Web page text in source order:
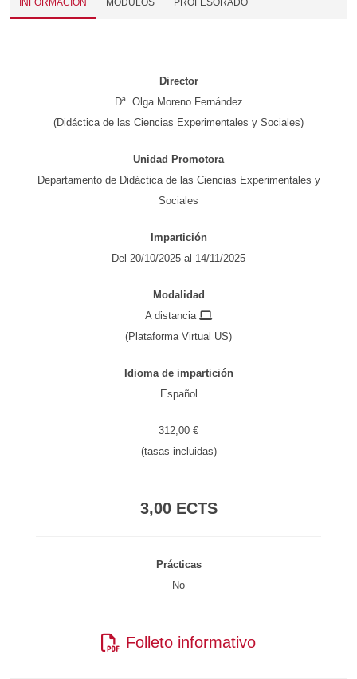
INFORMACIÓN MÓDULOS PROFESORADO
Director
Dª. Olga Moreno Fernández
(Didáctica de las Ciencias Experimentales y Sociales)
Unidad Promotora
Departamento de Didáctica de las Ciencias Experimentales y
Sociales
Impartición
Del 20/10/2025 al 14/11/2025
Modalidad
A distancia
(Plataforma Virtual US)
Idioma de impartición
Español
312,00 €
(tasas incluidas)
3,00 ECTS
Prácticas
No
Folleto informativo